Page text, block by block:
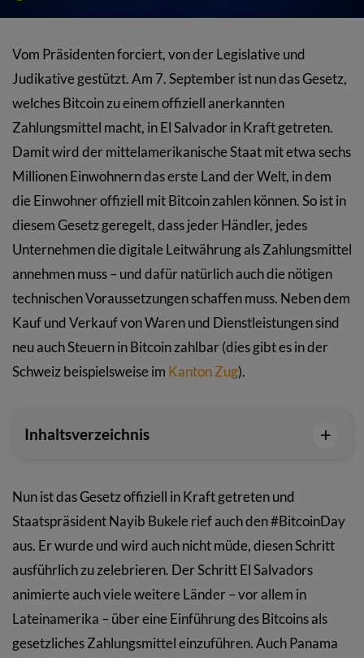
Vom Präsidenten forciert, von der Legislative und
Judikative gestützt. Am 7. September ist nun das Gesetz,
welches Bitcoin zu einem offiziell anerkannten
Zahlungsmittel macht, in El Salvador in Kraft getreten.
Damit wird der mittelamerikanische Staat mit etwa sechs
Millionen Einwohnern das erste Land der Welt, in dem
die Einwohner offiziell mit Bitcoin zahlen können. So ist in
diesem Gesetz geregelt, dass jeder Händler, jedes
Unternehmen die digitale Leitwährung als Zahlungsmittel
annehmen muss – und dafür natürlich auch die nötigen
technischen Voraussetzungen schaffen muss. Neben dem
Kauf und Verkauf von Waren und Dienstleistungen sind
neu auch Steuern in Bitcoin zahlbar (dies gibt es in der
Schweiz beispielsweise im Kanton Zug).
Inhaltsverzeichnis +
Nun ist das Gesetz offiziell in Kraft getreten und
Staatspräsident Nayib Bukele rief auch den #BitcoinDay
aus. Er wurde und wird auch nicht müde, diesen Schritt
ausführlich zu zelebrieren. Der Schritt El Salvadors
animierte auch viele weitere Länder – vor allem in
Lateinamerika – über eine Einführung des Bitcoins als
gesetzliches Zahlungsmittel einzuführen. Auch Panama